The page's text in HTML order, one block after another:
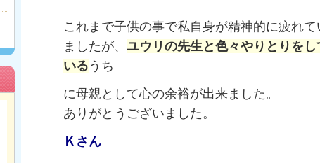
これまで子供の事で私自身が精神的に疲れて
ましたが、 ユウリの先生と色々やりとりをし
いる うち
に母親として心の余裕が出来ました。
ありがとうございました。
Ｋさん